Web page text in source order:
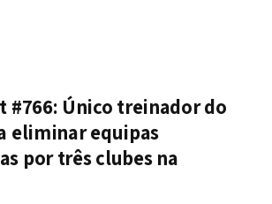
#766: Único treinador do
eliminar equipas
por três clubes na